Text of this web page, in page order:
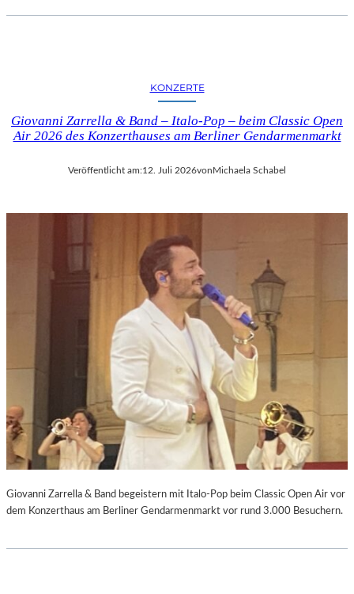
KONZERTE
Giovanni Zarrella & Band – Italo-Pop – beim Classic Open
Air 2026 des Konzerthauses am Berliner Gendarmenmarkt
Veröffentlicht am:12. Juli 2026von Michaela Schabel
Giovanni Zarrella & Band begeistern mit Italo-Pop beim Classic Open Air vor
dem Konzerthaus am Berliner Gendarmenmarkt vor rund 3.000 Besuchern.